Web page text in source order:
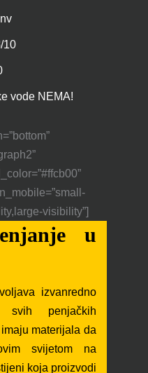
10
vode NEMA!
visibility”]
u
izvanredno
svih penjačkih
materijala da
svijetom na
koja proizvodi